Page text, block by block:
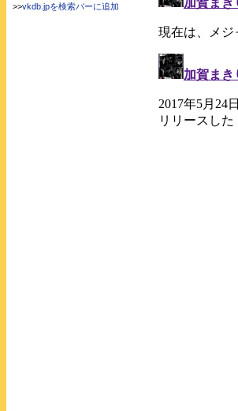
>>vkdb.jpを検索バーに追加